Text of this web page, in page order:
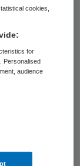
zorg
of alle
is
dat ze
die
cookies,
for
Personalised
audience